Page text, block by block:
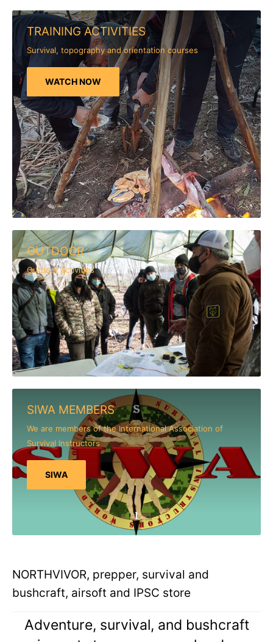
TRAINING ACTIVITIES
Survival, topography and orientation courses
WATCH NOW
OUTDOOR
Outdoor activities
SIWA MEMBERS
We are members of the International Association of
Survival Instructors
SIWA
NORTHVIVOR, prepper, survival and
bushcraft, airsoft and IPSC store
Adventure, survival, and bushcraft